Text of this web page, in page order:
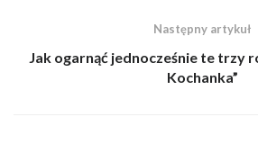
Następny artykuł
Jak ogarnąć jednocześnie te trzy
Kochanka”